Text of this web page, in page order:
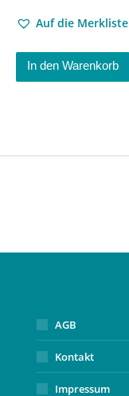
Auf die Merkliste
In den Warenkorb
AGB
Kontakt
Impressum